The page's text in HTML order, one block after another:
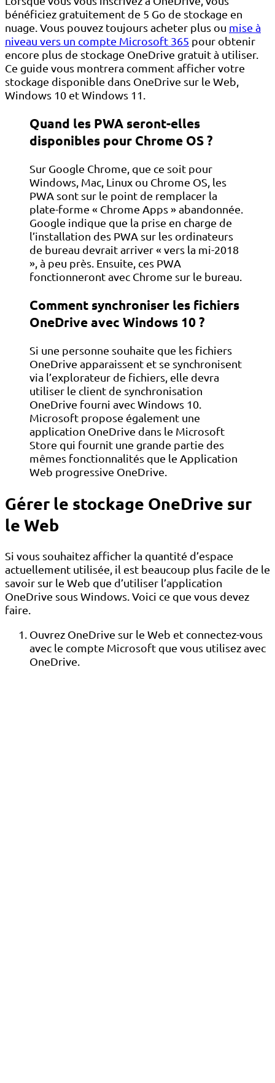
bénéficiez gratuitement de 5 Go de stockage en
nuage. Vous pouvez toujours acheter plus ou mise à
niveau vers un compte Microsoft 365 pour obtenir
encore plus de stockage OneDrive gratuit à utiliser.
Ce guide vous montrera comment afficher votre
stockage disponible dans OneDrive sur le Web,
Windows 10 et Windows 11.
Quand les PWA seront-elles
disponibles pour Chrome OS ?
Sur Google Chrome, que ce soit pour
Windows, Mac, Linux ou Chrome OS, les
PWA sont sur le point de remplacer la
plate-forme « Chrome Apps » abandonnée.
Google indique que la prise en charge de
l’installation des PWA sur les ordinateurs
de bureau devrait arriver « vers la mi-2018
», à peu près. Ensuite, ces PWA
fonctionneront avec Chrome sur le bureau.
Comment synchroniser les fichiers
OneDrive avec Windows 10 ?
Si une personne souhaite que les fichiers
OneDrive apparaissent et se synchronisent
via l’explorateur de fichiers, elle devra
utiliser le client de synchronisation
OneDrive fourni avec Windows 10.
Microsoft propose également une
application OneDrive dans le Microsoft
Store qui fournit une grande partie des
mêmes fonctionnalités que le Application
Web progressive OneDrive.
Gérer le stockage OneDrive sur
le Web
Si vous souhaitez afficher la quantité d’espace
actuellement utilisée, il est beaucoup plus facile de le
savoir sur le Web que d’utiliser l’application
OneDrive sous Windows. Voici ce que vous devez
faire.
Ouvrez OneDrive sur le Web et connectez-vous
avec le compte Microsoft que vous utilisez avec
OneDrive.